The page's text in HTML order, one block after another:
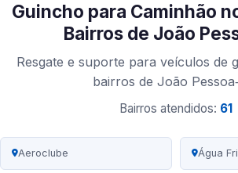
Guincho para Caminhão
Bairros de João
Resgate e suporte para veículos de
bairros de João
Bairros atendidos: 61
Aeroclube Água